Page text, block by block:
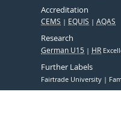
Accreditation
CEMS EQUIS AQAS
Research
German U15 HR
Further Labels
Fairtrade University